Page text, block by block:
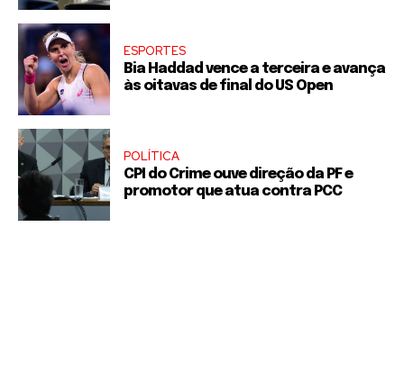
ESPORTES
Bia Haddad vence a terceira e avança
às oitavas de final do US Open
POLÍTICA
CPI do Crime ouve direção da PF e
promotor que atua contra PCC